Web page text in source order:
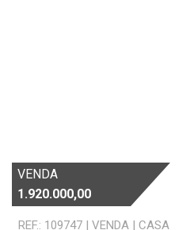
VENDA
1.920.000,00
REF.: 109747 | VENDA | CASA